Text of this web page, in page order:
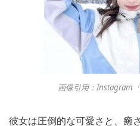
画像引用：Instagram
彼女は圧倒的な可愛さと、癒